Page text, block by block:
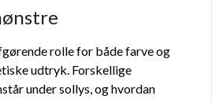
rolle for både farve og
udtryk. Forskellige
under sollys, og hvordan